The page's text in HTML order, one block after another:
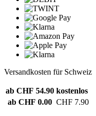
Versandkosten für Schweiz
ab CHF 54.90 kostenlos
ab CHF 0.00 CHF 7.90